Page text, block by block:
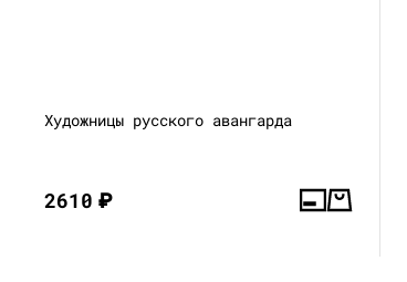
Художницы русского авангарда
2610₽